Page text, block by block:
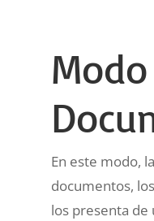
Modo
En este modo,
documentos,
los presenta de